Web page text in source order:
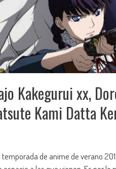
Kakegurui xx,
Kami Datta
de anime de verano